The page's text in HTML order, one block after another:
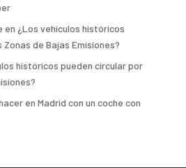
en ¿Los vehículos históricos
de Bajas Emisiones?
históricos pueden circular por
en Madrid con un coche con